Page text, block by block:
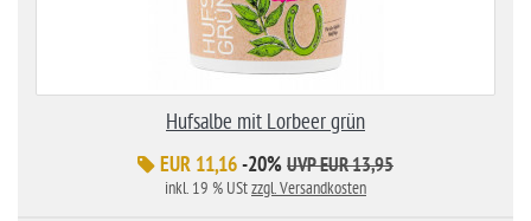
Hufsalbe mit Lorbeer grün
EUR 11,16-20% UVP EUR 13,95
inkl. 19 % UStzzgl. Versandkosten